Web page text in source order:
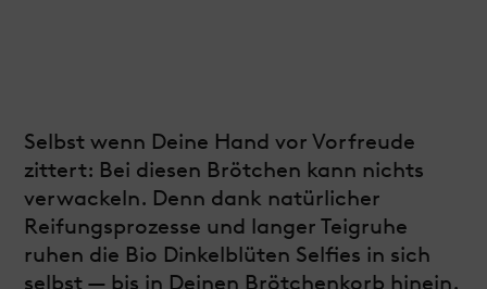
Selbst wenn Deine Hand vor Vorfreude
zittert: Bei diesen Brötchen kann nichts
verwackeln. Denn dank natürlicher
Reifungsprozesse und langer Teigruhe
ruhen die Bio Dinkelblüten Selfies in sich
selbst — bis in Deinen Brötchenkorb hinein.